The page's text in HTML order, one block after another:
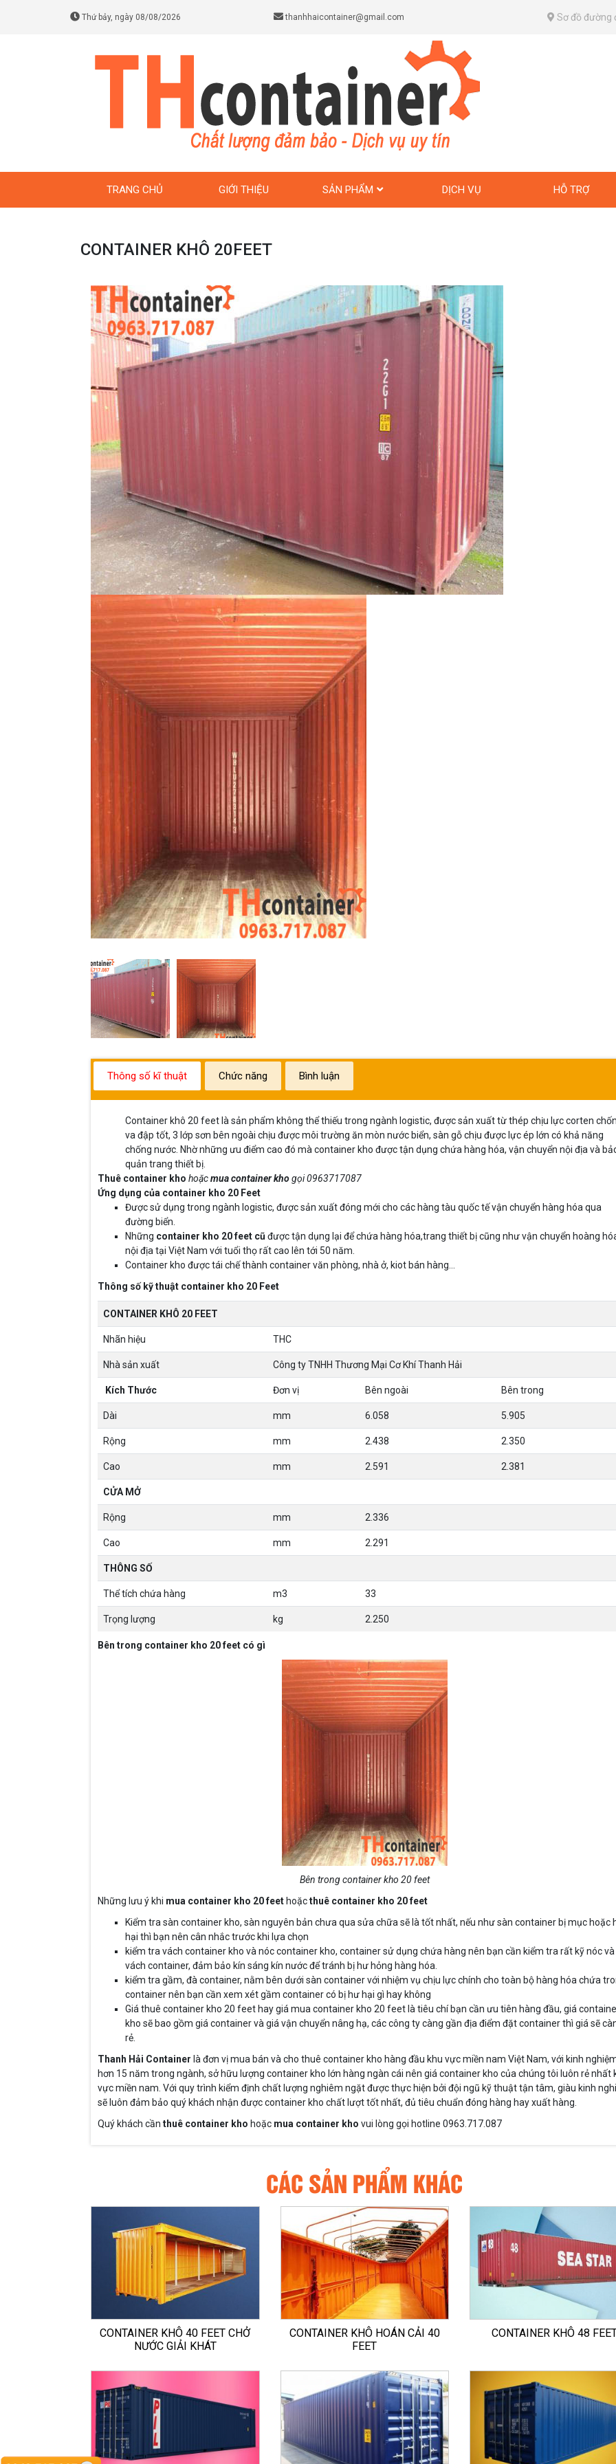
Thứ bảy, ngày 08/08/2026 thanhhaicontainer@gmail.com Sơ đồ đường
TRANG CHỦ GIỚI THIỆU SẢN PHẨM DỊCH VỤ HỖ TRỢ
CONTAINER KHÔ 20FEET
Thông số kĩ thuật Chức năng Bình luận
Container khô 20 feet là sản phẩm không thể thiếu trong ngành logistic, được sản xuất từ thép chịu lực corten
va đập tốt, 3 lớp sơn bên ngoài chịu được môi trường ăn mòn nước biển, sàn gỗ chịu được lực ép lớn có khả năng
chống nước. Nhờ những ưu điểm cao đó mà container kho được tận dụng chứa hàng hóa, vận chuyển nội địa và
quản trang thiết bị.
Thuê container kho hoặcmua container khogọi 0963717087
Ứng dụng của container kho 20 Feet
Được sử dụng trong ngành logistic, được sản xuất đóng mới cho các hàng tàu quốc tế vận chuyển hàng hóa qua
đường biển.
Những container kho 20 feet cũđược tận dụng lại để chứa hàng hóa,trang thiết bị cũng như vận chuyển hoàng
nội địa tại Việt Nam với tuổi thọ rất cao lên tới 50 năm.
Container kho được tái chế thành container văn phòng, nhà ở, kiot bán hàng…
Thông số kỹ thuật container kho 20 Feet
CONTAINER KHÔ 20 FEET
Nhãn hiệu THC
Nhà sản xuất Công ty TNHH Thương Mại Cơ Khí Thanh Hải
Kích Thước Đơn vị Bên ngoài Bên trong
Dài mm 6.058 5.905
Rộng mm 2.438 2.350
Cao mm 2.591 2.381
CỬA MỞ
Rộng mm 2.336
Cao mm 2.291
THÔNG SỐ
Thể tích chứa hàng m3 33
Trọng lượng kg 2.250
Bên trong container kho 20 feet có gì
Bên trong container kho 20 feet
Những lưu ý khi mua container kho 20 feet hoặcthuê container kho 20 feet
Kiểm tra sàn container kho, sàn nguyên bản chưa qua sửa chữa sẽ là tốt nhất, nếu như sàn container bị mục hoặc
hại thì bạn nên cân nhắc trước khi lựa chọn
kiểm tra vách container kho và nóc container kho, container sử dụng chứa hàng nên bạn cần kiểm tra rất kỹ nóc và
vách container, đảm bảo kín sáng kín nước để tránh bị hư hỏng hàng hóa.
kiểm tra gầm, đà container, nằm bên dưới sàn container với nhiệm vụ chịu lực chính cho toàn bộ hàng hóa chứa
container nên bạn cần xem xét gầm container có bị hư hại gì hay không
Giá thuê container kho 20 feet hay giá mua container kho 20 feet là tiêu chí bạn cần ưu tiên hàng đầu, giá
kho sẽ bao gồm giá container và giá vận chuyển nâng hạ, các công ty càng gần địa điểm đặt container thì giá sẽ
rẻ.
Thanh Hải Container là đơn vị mua bán và cho thuê container kho hàng đầu khu vực miền nam Việt Nam, với kinh
hơn 15 năm trong ngành, sở hữu lượng container kho lớn hàng ngàn cái nên giá container kho của chúng tôi luôn rẻ nhất
vực miền nam. Với quy trình kiểm định chất lượng nghiêm ngặt được thực hiện bởi đội ngũ kỹ thuật tận tâm, giàu kinh
sẽ luôn đảm bảo quý khách nhận được container kho chất lượt tốt nhất, đủ tiêu chuẩn đóng hàng hay xuất hàng.
Quý khách cần thuê container kho hoặc mua container kho vui lòng gọi hotline 0963.717.087
CÁC SẢN PHẨM KHÁC
CONTAINER KHÔ 40 FEET CHỞ
NƯỚC GIẢI KHÁT
CONTAINER KHÔ HOÁN CẢI 40
FEET
CONTAINER KHÔ 48